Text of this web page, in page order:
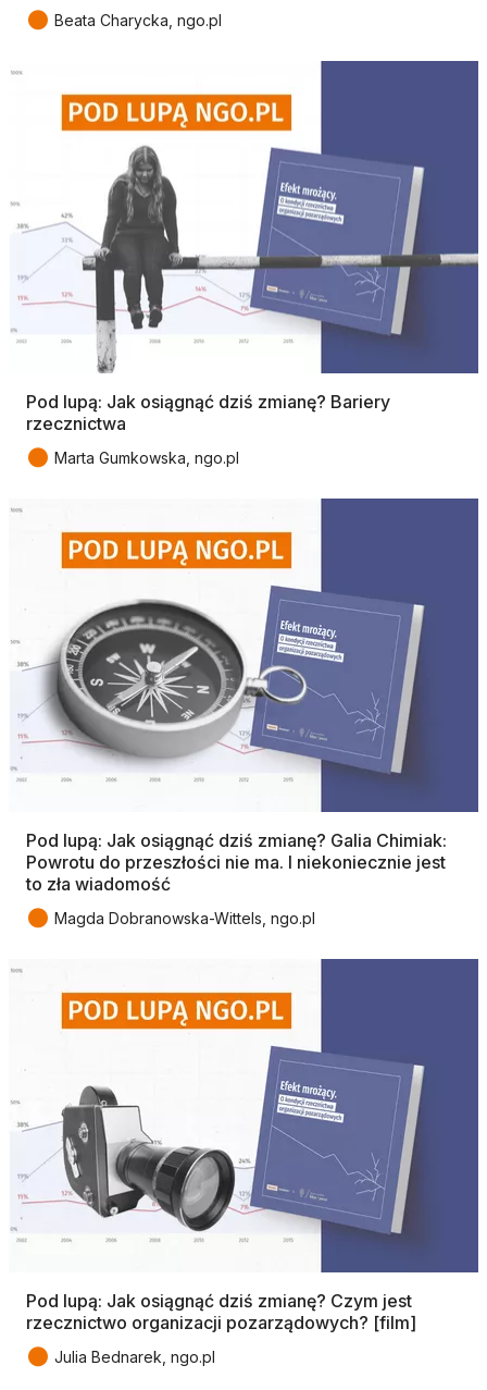
● Beata Charycka, ngo.pl
Pod lupą: Jak osiągnąć dziś zmianę? Bariery
rzecznictwa
● Marta Gumkowska, ngo.pl
Pod lupą: Jak osiągnąć dziś zmianę? Galia Chimiak:
Powrotu do przeszłości nie ma. I niekoniecznie jest
to zła wiadomość
● Magda Dobranowska-Wittels, ngo.pl
Pod lupą: Jak osiągnąć dziś zmianę? Czym jest
rzecznictwo organizacji pozarządowych? [film]
● Julia Bednarek, ngo.pl